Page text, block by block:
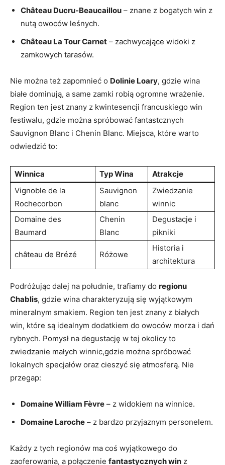
Château Ducru-Beaucaillou – znane z bogatych win z
nutą owoców leśnych.
Château La Tour Carnet – zachwycające widoki z
zamkowych tarasów.
Nie można też zapomnieć o Dolinie Loary, gdzie wina
białe dominują, a same zamki robią ogromne wrażenie.
Region ten jest znany z kwintesencji francuskiego win
festiwalu, gdzie można spróbować fantastcznych
Sauvignon Blanc i Chenin Blanc. Miejsca, które warto
odwiedzić to:
Winnica Typ Wina
Atrakcje
Vignoble de la
Rochecorbon
Sauvignon
blanc
Zwiedzanie
winnic
Domaine des
Baumard
Chenin
Blanc
Degustacje i
pikniki
château de Brézé Różowe
Historia i
architektura
Podróżując dalej na południe, trafiamy do regionu
Chablis, gdzie wina charakteryzują się wyjątkowym
mineralnym smakiem. Region ten jest znany z białych
win, które są idealnym dodatkiem do owoców morza i dań
rybnych. Pomysł na degustację w tej okolicy to
zwiedzanie małych winnic,gdzie można spróbować
lokalnych specjałów oraz cieszyć się atmosferą. Nie
przegap:
Domaine William Fèvre – z widokiem na winnice.
Domaine Laroche – z bardzo przyjaznym personelem.
Każdy z tych regionów ma coś wyjątkowego do
zaoferowania, a połączenie fantastycznych win z